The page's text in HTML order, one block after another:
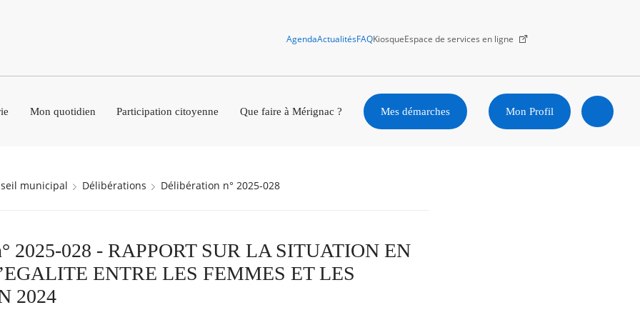
AgendaActualitésFAQKiosqueEspace de services en ligne
Mon quotidien Participation citoyenne Que faire à Mérignac ? Mes démarches Mon Profil
municipal Délibérations Délibération n° 2025-028
2025-028 - RAPPORT SUR LA SITUATION EN
ENTRE LES FEMMES ET LES
2024